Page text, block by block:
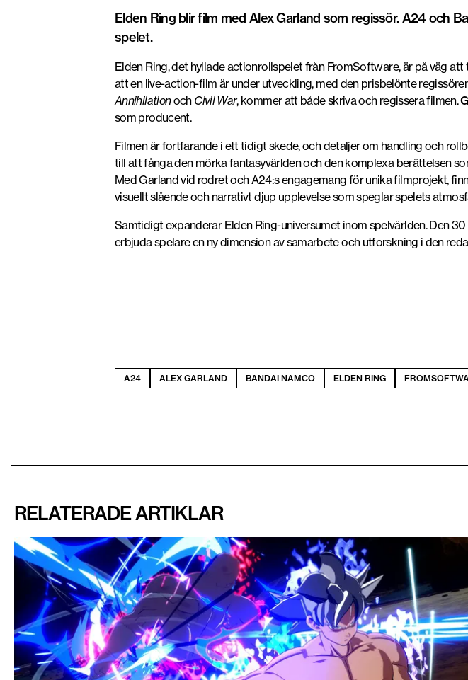
Elden Ring blir film med Alex Garland som regissör. A24 och
spelet.
Elden Ring, det hyllade actionrollspelet från FromSoftware, är på väg
att en live-action-film är under utveckling, med den prisbelönte
Annihilationoch Civil War, kommer att både skriva och regissera filmen.
som producent.
Filmen är fortfarande i ett tidigt skede, och detaljer om handling och
till att fånga den mörka fantasyvärlden och den komplexa berättelsen
Med Garland vid rodret och A24:s engagemang för unika filmprojekt,
visuellt slående och narrativt djup upplevelse som speglar spelets
Samtidigt expanderar Elden Ring-universumet inom spelvärlden. Den
erbjuda spelare en ny dimension av samarbete och utforskning i den
A24 ALEX GARLAND BANDAI NAMCO ELDEN RING
RELATERADE ARTIKLAR